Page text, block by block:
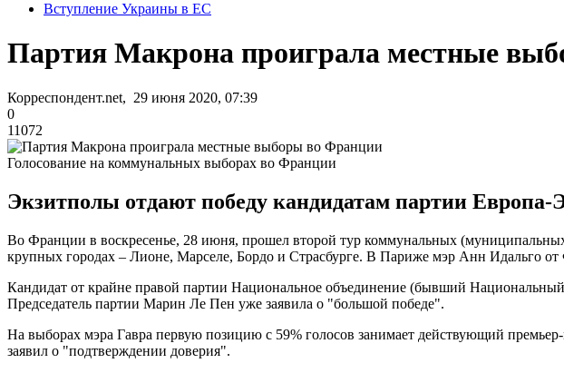
Вступление Украины в ЕС
Партия Макрона проиграла местные
Корреспондент.net, 29 июня 2020, 07:39
0
11072
Голосование на коммунальных выборах во Франции
Экзитполы отдают победу кандидатам партии
Во Франции в воскресенье, 28 июня, прошел второй тур коммунальных
крупных городах – Лионе, Марселе, Бордо и Страсбурге. В Париже мэр Анн Идальго от
Кандидат от крайне правой партии Национальное объединение (бывший
Председатель партии Марин Ле Пен уже заявила о "большой победе".
На выборах мэра Гавра первую позицию с 59% голосов занимает действующий
заявил о "подтверждении доверия".